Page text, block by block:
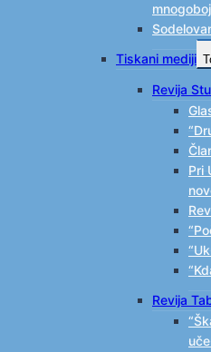
Tiskani mediji
Revija
Pri
Revija